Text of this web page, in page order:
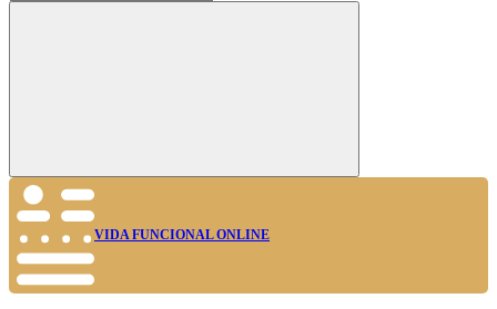
Buscar
VIDA FUNCIONAL ONLINE